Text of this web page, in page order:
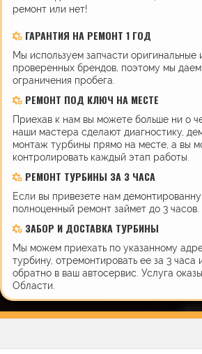
ремонт или нет!
ГАРАНТИЯ НА РЕМОНТ 1 ГОД
Мы используем запчасти оригинальные
проверенных брендов, поэтому мы даем
ограничения пробега.
РЕМОНТ ПОД КЛЮЧ НА МЕСТЕ
Приехав к нам вы можете больше ни о
наши мастера сделают диагностику,
монтаж турбины прямо на месте, а вы
контролировать каждый этап работы.
РЕМОНТ ТУРБИНЫ ЗА 3 ЧАСА
Если вы привезете нам
полноценный ремонт займет до 3 часов.
ЗАБОР И ДОСТАВКА ТУРБИНЫ
Мы можем приехать по указанному
турбину, отремонтировать ее за 3 часа
обратно в ваш автосервис. Услуга
Области.